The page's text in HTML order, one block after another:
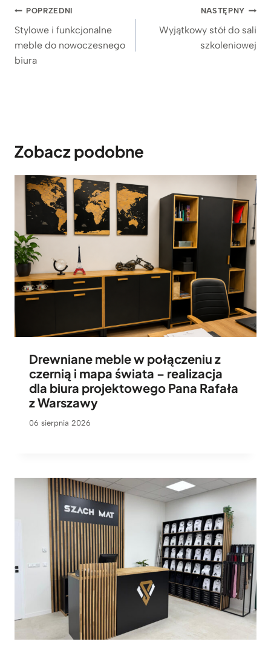
Nawigacja
wpisu
POPRZEDNI
Stylowe i funkcjonalne
meble do nowoczesnego
biura
NASTĘPNY
Wyjątkowy stół do sali
szkoleniowej
Zobacz podobne
Drewniane meble w połączeniu z
czernią i mapa świata – realizacja
dla biura projektowego Pana Rafała
z Warszawy
06 sierpnia 2026